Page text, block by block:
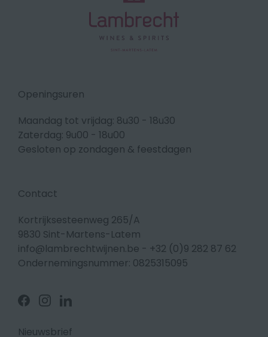
Openingsuren
Maandag tot vrijdag: 8u30 - 18u30
Zaterdag: 9u00 - 18u00
Gesloten op zondagen & feestdagen
Contact
Kortrijksesteenweg 265/A
9830 Sint-Martens-Latem
info@lambrechtwijnen.be - +32 (0)9 282 87 62
Ondernemingsnummer: 0825315095
Volg
ons
Facebook
Volg
ons
Instagram
Volg
ons
Linkedin
Nieuwsbrief